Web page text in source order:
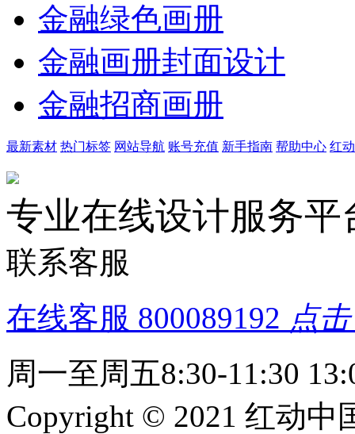
金融绿色画册
金融画册封面设计
金融招商画册
最新素材 热门标签 网站导航 账号充值 新手指南 帮助中心 红
专业在线设计服务平
联系客服
在线客服 800089192 点
周一至周五8:30-11:30
Copyright © 2021 红动中